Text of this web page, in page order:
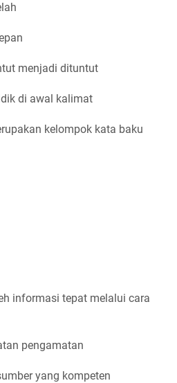
menjadi dituntut
di awal kalimat
kelompok kata baku
informasi tepat melalui cara
pengamatan
yang kompeten